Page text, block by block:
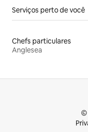
Serviços perto de você
Chefs particulares
Anglesea
©